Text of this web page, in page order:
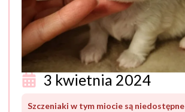
3 kwietnia 2024
Szczeniaki w tym miocie są niedostępne